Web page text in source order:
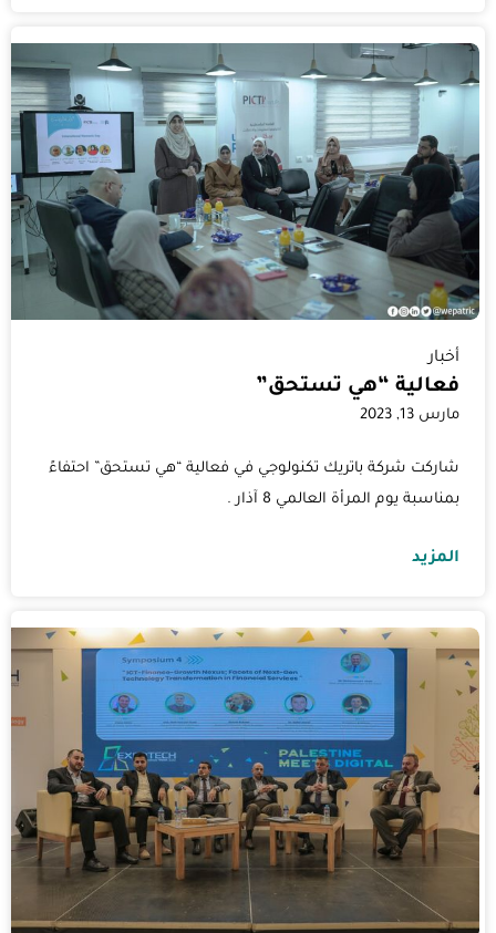
أخبار
فعالية “هي تستحق”
مارس 13, 2023
شاركت شركة باتريك تكنولوجي في فعالية “هي تستحق” احتفاءً
بمناسبة يوم المرأة العالمي 8 آذار .
المزيد